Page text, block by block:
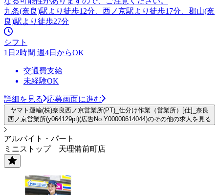
九条(奈良)駅より徒歩12分、西ノ京駅より徒歩17分、郡山(奈
良)駅より徒歩27分
シフト
1日2時間 週4日からOK
交通費支給
未経験OK
詳細を見る 応募画面に進む
ヤマト運輸(株)奈良西ノ京営業所(PT)_仕分け作業（営業所）[仕]_奈良
西ノ京営業所(y064129pt)(広告No.Y00000614044)のその他の求人を見る
アルバイト・パート
ミニストップ 天理備前町店